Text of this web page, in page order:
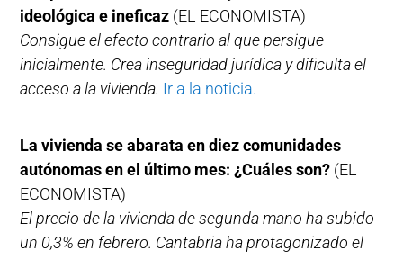
ideológica e ineficaz (EL ECONOMISTA)
Consigue el efecto contrario al que persigue
inicialmente. Crea inseguridad jurídica y dificulta el
acceso a la vivienda. Ir a la noticia.
La vivienda se abarata en diez comunidades
autónomas en el último mes: ¿Cuáles son? (EL
ECONOMISTA)
El precio de la vivienda de segunda mano ha subido
un 0,3% en febrero. Cantabria ha protagonizado el